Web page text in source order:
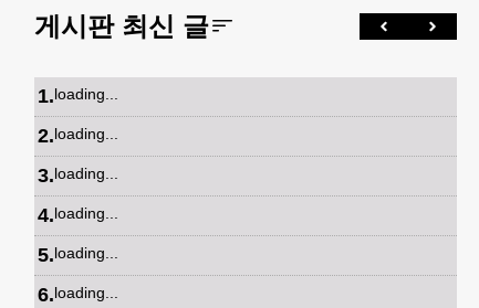
게시판 최신 글
1.loading...
2.loading...
3.loading...
4.loading...
5.loading...
6.loading...